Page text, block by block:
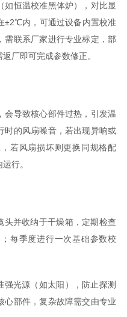
如恒温校准黑体炉），对比显
±2℃内，可通过设备内置校准
需联系厂家进行专业标定，部
厂即可完成参数修正。
导致核心部件过热，引发温
时的风扇噪音，若出现异响或
若风扇损坏则更换同规格配
行。
并收纳于干燥箱，定期检查
每季度进行一次基础参数校
光源（如太阳），防止探测
心部件，复杂故障需交由专业